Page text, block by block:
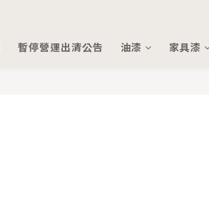
暫停營運出清公告 油漆 家具漆